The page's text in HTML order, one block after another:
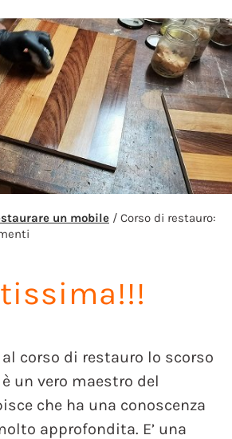
un mobile / Corso di restauro:
corso di restauro lo scorso
un vero maestro del
che ha una conoscenza
approfondita. E’ una